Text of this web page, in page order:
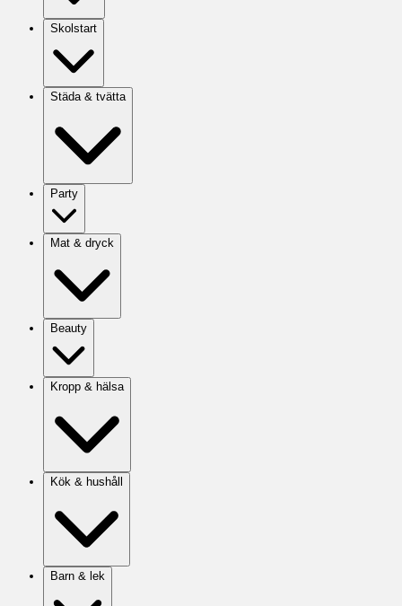
Skolstart
Städa & tvätta
Party
Mat & dryck
Beauty
Kropp & hälsa
Kök & hushåll
Barn & lek